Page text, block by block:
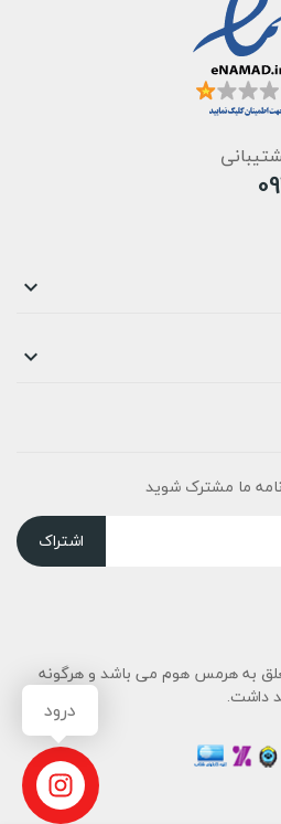


ما مشترک شوید
اشتراک
به هرمس هوم می باشد و هرگونه
داشت.
درود